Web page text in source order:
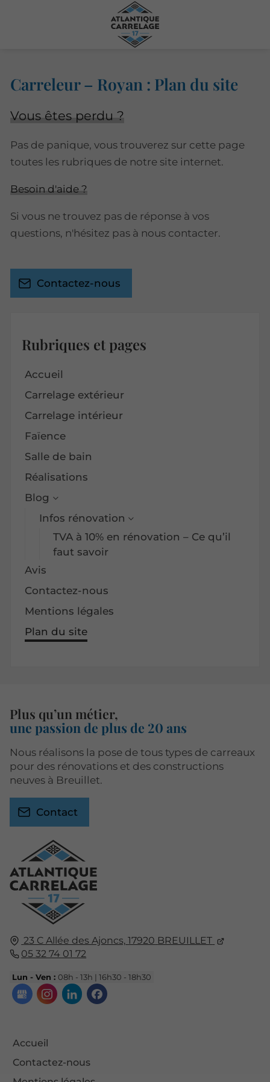
Carreleur – Royan : Plan du site
Vous êtes perdu ?
Pas de panique, vous trouverez sur cette page
toutes les rubriques de notre site internet.​​
Besoin d'aide ?
Si vous ne trouvez pas de réponse à vos
questions, n'hésitez pas à nous contacter.
Contactez-nous
Rubriques et pages
Accueil
Carrelage extérieur
Carrelage intérieur
Faïence
Salle de bain
Réalisations
Blog
Infos rénovation
TVA à 10% en rénovation – Ce qu’il
faut savoir
Avis
Contactez-nous
Mentions légales
Plan du site
23 C Allée des Ajoncs, 17920 BREUILLET
05 32 74 01 72
Lun - Ven : 08h - 13h | 16h30 - 18h30
Accueil
Contactez-nous
Plus qu’un métier,
une passion de plus de 20 ans
Nous réalisons la pose de tous types de carreaux
pour des rénovations et des constructions
neuves à Breuillet.
Contact